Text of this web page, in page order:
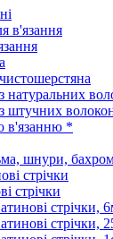
в'язання
натуральних
штучних
в'язанню *
шнури,
стрічки
стрічки
стрічки,
стрічки,